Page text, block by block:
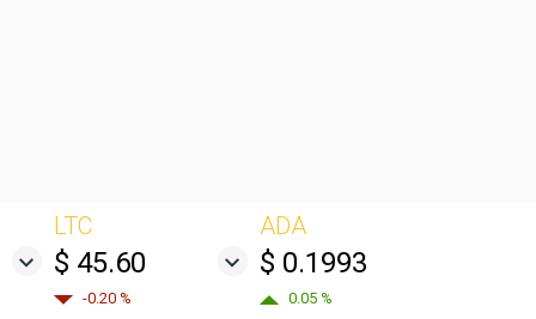
LTC
$ 45.60
-0.20 %
ADA
$ 0.1993
0.05 %